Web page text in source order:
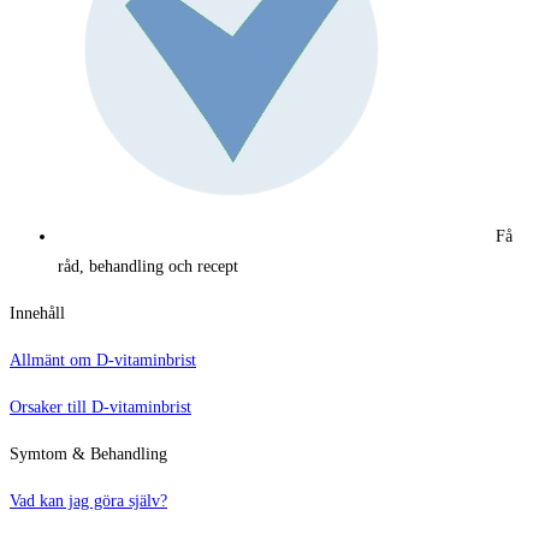
Få
råd, behandling och recept
Innehåll
Allmänt om D-vitaminbrist
Orsaker till D-vitaminbrist
Symtom & Behandling
Vad kan jag göra själv?